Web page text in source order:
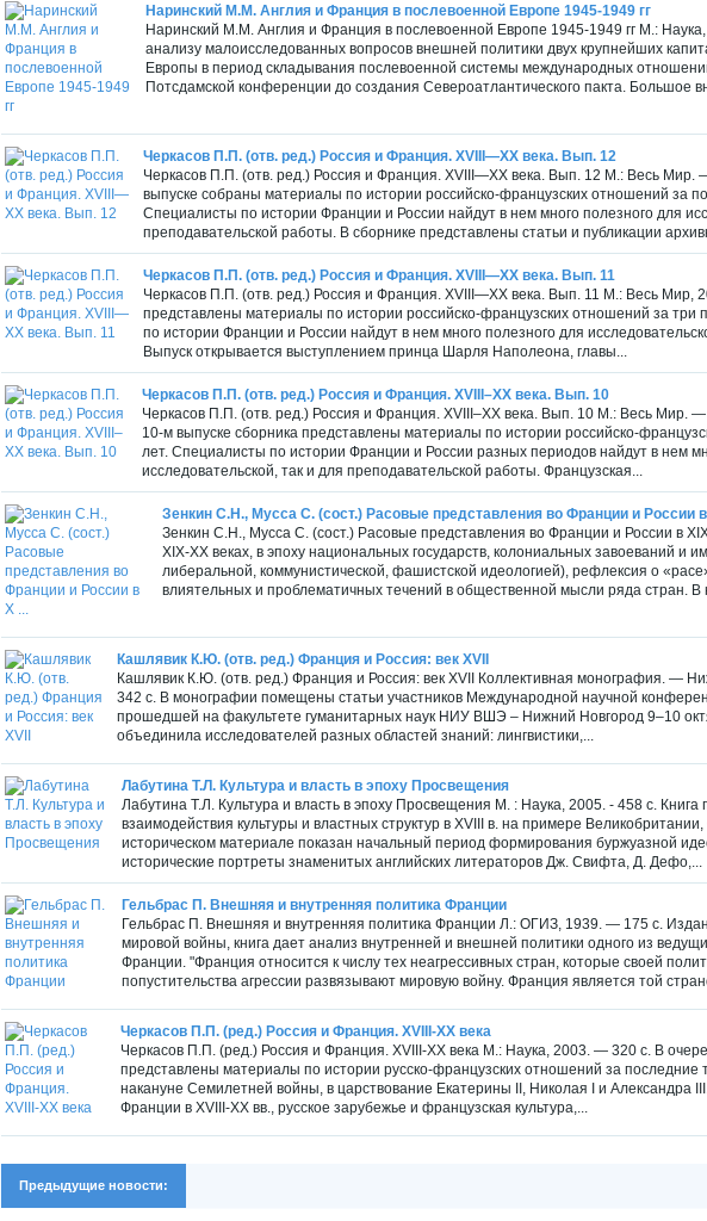
Наринский М.М. Англия и Франция в послевоенной Европе 1945-1949 гг
Наринский М.М. Англия и Франция в послевоенной Европе 1945-1949 гг М.:
анализу малоисследованных вопросов внешней политики двух крупнейших
Европы в период складывания послевоенной системы международных
Потсдамской конференции до создания Североатлантического пакта. Большое
Черкасов П.П. (отв. ред.) Россия и Франция. XVIII—XX века. Вып. 12
Черкасов П.П. (отв. ред.) Россия и Франция. XVIII—XX века. Вып. 12 М.: Весь
выпуске собраны материалы по истории российско-французских отношений за
Специалисты по истории Франции и России найдут в нем много полезного для
преподавательской работы. В сборнике представлены статьи и публикации
Черкасов П.П. (отв. ред.) Россия и Франция. XVIII—XX века. Вып. 11
Черкасов П.П. (отв. ред.) Россия и Франция. XVIII—XX века. Вып. 11 М.: Весь Мир,
представлены материалы по истории российско-французских отношений за три
по истории Франции и России найдут в нем много полезного для
Выпуск открывается выступлением принца Шарля Наполеона, главы...
Черкасов П.П. (отв. ред.) Россия и Франция. XVIII–XX века. Вып. 10
Черкасов П.П. (отв. ред.) Россия и Франция. XVIII–XX века. Вып. 10 М.: Весь Мир.
10-м выпуске сборника представлены материалы по истории российско-
лет. Специалисты по истории Франции и России разных периодов найдут в нем
исследовательской, так и для преподавательской работы. Французская...
Зенкин С.Н., Мусса С. (сост.) Расовые представления во Франции и России в
Зенкин С.Н., Мусса С. (сост.) Расовые представления во Франции и России в
XIX-XX веках, в эпоху национальных государств, колониальных завоеваний и
либеральной, коммунистической, фашистской идеологией), рефлексия о
влиятельных и проблематичных течений в общественной мысли ряда стран. В
Кашлявик К.Ю. (отв. ред.) Франция и Россия: век XVII
Кашлявик К.Ю. (отв. ред.) Франция и Россия: век XVII Коллективная монография. —
342 с. В монографии помещены статьи участников Международной научной
прошедшей на факультете гуманитарных наук НИУ ВШЭ – Нижний Новгород 9–10
объединила исследователей разных областей знаний: лингвистики,...
Лабутина Т.Л. Культура и власть в эпоху Просвещения
Лабутина Т.Л. Культура и власть в эпоху Просвещения М. : Наука, 2005. - 458 с.
взаимодействия культуры и властных структур в XVIII в. на примере
историческом материале показан начальный период формирования буржуазной
исторические портреты знаменитых английских литераторов Дж. Свифта, Д. Дефо,...
Гельбрас П. Внешняя и внутренняя политика Франции
Гельбрас П. Внешняя и внутренняя политика Франции Л.: ОГИЗ, 1939. — 175 с.
мировой войны, книга дает анализ внутренней и внешней политики одного из
Франции. "Франция относится к числу тех неагрессивных стран, которые своей
попустительства агрессии развязывают мировую войну. Франция является той
Черкасов П.П. (ред.) Россия и Франция. XVIII-XX века
Черкасов П.П. (ред.) Россия и Франция. XVIII-XX века М.: Наука, 2003. — 320 с. В
представлены материалы по истории русско-французских отношений за последние
накануне Семилетней войны, в царствование Екатерины II, Николая I и Александра
Франции в XVIII-XX вв., русское зарубежье и французская культура,...
Предыдущие новости: